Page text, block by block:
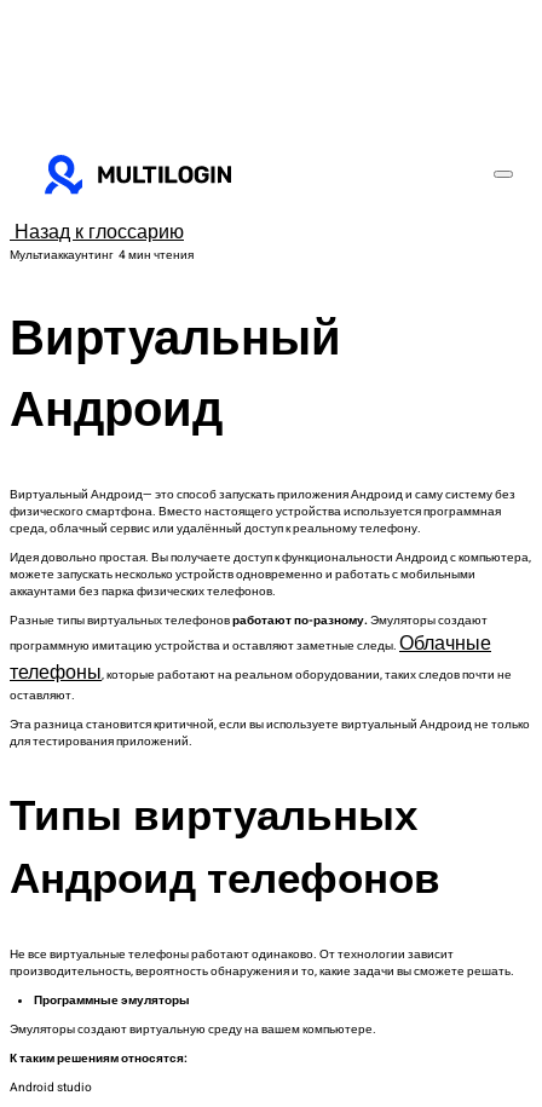
Назад к глоссарию
Мультиаккаунтинг 4 мин чтения
Виртуальный
Андроид
Виртуальный Андроид— это способ запускать приложения Андроид и саму систему без
физического смартфона. Вместо настоящего устройства используется программная
среда, облачный сервис или удалённый доступ к реальному телефону.
Идея довольно простая. Вы получаете доступ к функциональности Андроид с компьютера,
можете запускать несколько устройств одновременно и работать с мобильными
аккаунтами без парка физических телефонов.
Разные типы виртуальных телефоновработают по-разному.Эмуляторы создают
программную имитацию устройства и оставляют заметные следы. Облачные
телефоны, которые работают на реальном оборудовании, таких следов почти не
оставляют.
Эта разница становится критичной, если вы используете виртуальный Андроид не только
для тестирования приложений.
Типы виртуальных
Андроид телефонов
Не все виртуальные телефоны работают одинаково. От технологии зависит
производительность, вероятность обнаружения и то, какие задачи вы сможете решать.
Программные эмуляторы
Эмуляторы создают виртуальную среду на вашем компьютере.
К таким решениям относятся:
Android studio